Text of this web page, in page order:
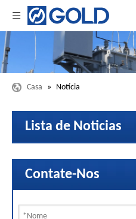
Casa » Notícia
Lista de Noticias
Contate-Nos